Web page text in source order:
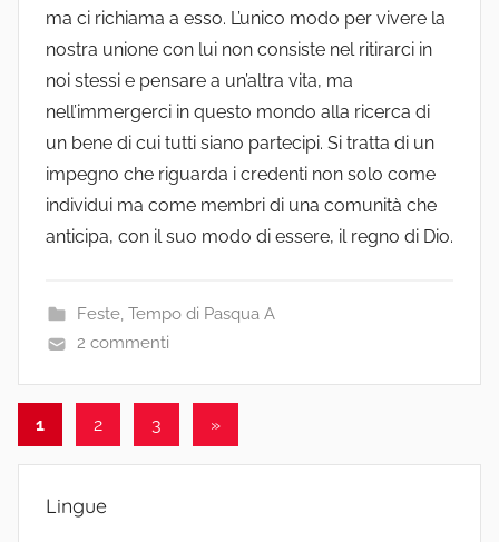
ma ci richiama a esso. L’unico modo per vivere la
nostra unione con lui non consiste nel ritirarci in
noi stessi e pensare a un’altra vita, ma
nell’immergerci in questo mondo alla ricerca di
un bene di cui tutti siano partecipi. Si tratta di un
impegno che riguarda i credenti non solo come
individui ma come membri di una comunità che
anticipa, con il suo modo di essere, il regno di Dio.
Feste, Tempo di Pasqua A
2 commenti
Paginazione
degli
articoli
1 2 3
Articolo
»
Lingue